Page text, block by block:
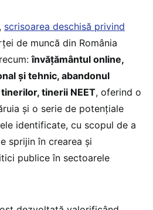
scrisoarea deschisă privind
de muncă din România
învățământul online,
și tehnic, abandonul
tinerii NEET, oferind o
și o serie de potențiale
identificate, cu scopul de a
sprijin în crearea și
publice în sectoarele